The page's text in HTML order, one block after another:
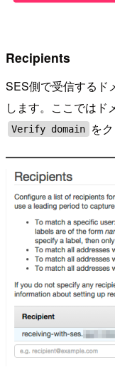
Recipients
SES側で受信するド
します。ここではド
Verify domain を